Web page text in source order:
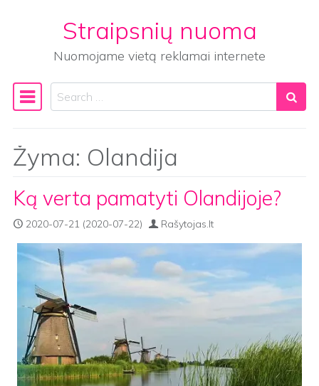
Straipsnių nuoma
Nuomojame vietą reklamai internete
Main Navigation
Search
Žyma: Olandija
Ką verta pamatyti Olandijoje?
2020-07-21 (2020-07-22) Rašytojas.lt